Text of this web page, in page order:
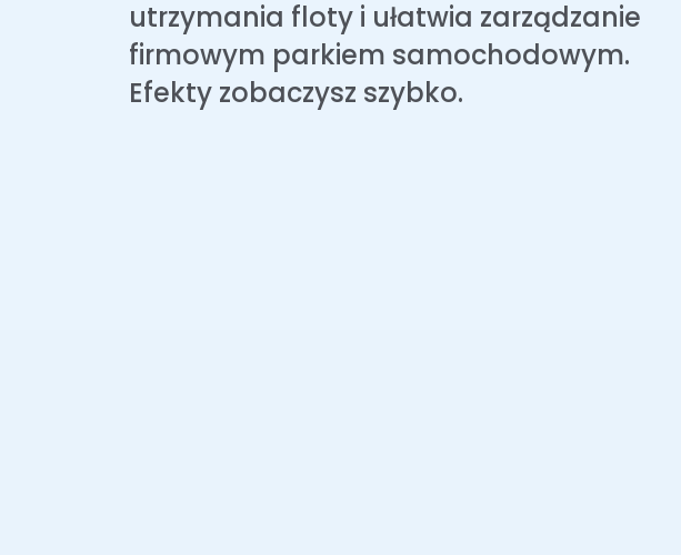
utrzymania floty i ułatwia zarządzanie
firmowym parkiem samochodowym.
Efekty zobaczysz szybko.